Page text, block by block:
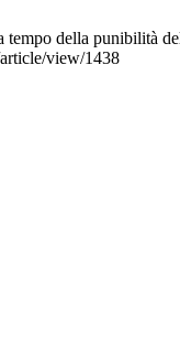
della punibilità
view/1438